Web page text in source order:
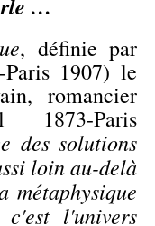
, définie par
1907) le
romancier
Paris
des solutions
loin au-delà
métaphysique
l'univers